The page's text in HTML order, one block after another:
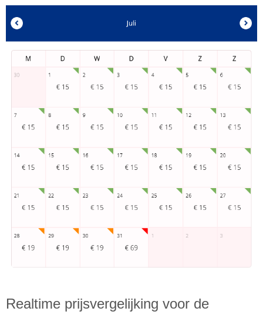
Realtime prijsvergelijking voor de